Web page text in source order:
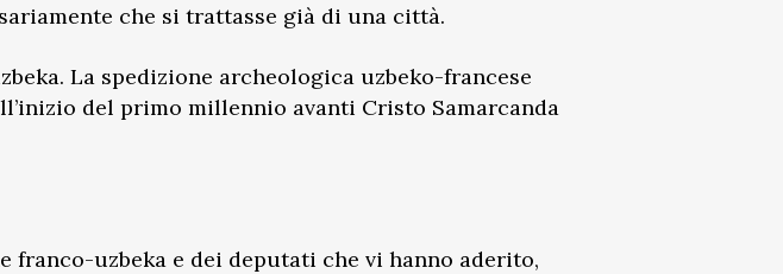
che si trattasse già di una città.
La spedizione archeologica uzbeko-francese
del primo millennio avanti Cristo Samarcanda
franco-uzbeka e dei deputati che vi hanno aderito,